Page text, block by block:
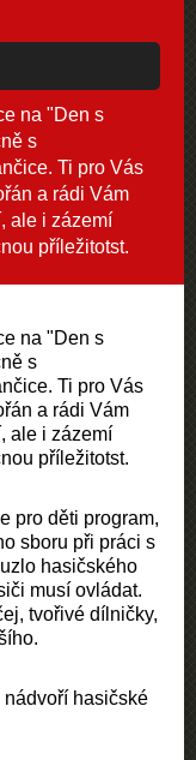
na "Den s
s
Ti pro Vás
a rádi Vám
ale i zázemí
příležitotst.
na "Den s
s
Ti pro Vás
a rádi Vám
ale i zázemí
příležitotst.
pro děti program,
sboru při práci s
hasičského
musí ovládat.
tvořivé dílničky,
hasičské